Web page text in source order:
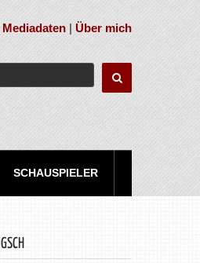
|Über mich
SCHAUSPIELER